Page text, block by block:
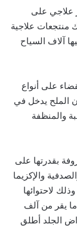
علاجي على
منتجعات علاجية
آلاف السياح
على أنواع
الملح يدخل في
والمنظفة
بقدرتها على
والإكزيما
لاحتوائها
يقر من آلف
الجلد أطلق